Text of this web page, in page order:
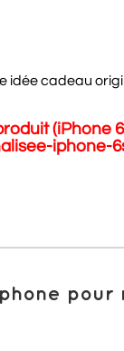
idée cadeau
(iPhone
iphone-
pour